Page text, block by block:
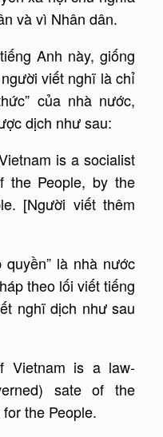
và vì Nhân dân.
Anh này, giống
viết nghĩ là chỉ
của nhà nước,
dịch như sau:
is a socialist
the People, by the
[Người viết thêm
là nhà nước
theo lối viết tiếng
nghĩ dịch như sau
Vietnam is a law-
sate of the
the People.